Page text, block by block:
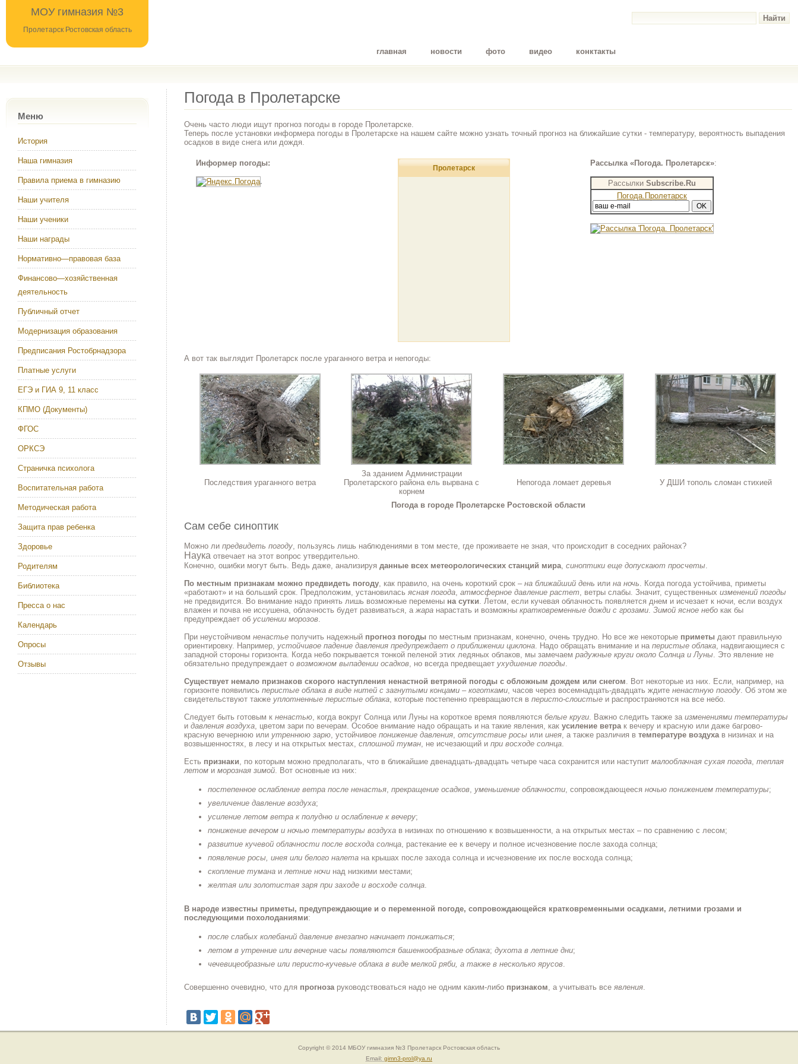
МОУ гимназия №3
Пролетарск Ростовская область
главная новости фото видео конктакты
Меню
История
Наша гимназия
Правила приема в гимназию
Наши учителя
Наши ученики
Наши награды
Нормативно—правовая база
Финансово—хозяйственная
деятельность
Публичный отчет
Модернизация образования
Предписания Ростобрнадзора
Платные услуги
ЕГЭ и ГИА 9, 11 класс
КПМО (Документы)
ФГОС
ОРКСЭ
Страничка психолога
Воспитательная работа
Методическая работа
Защита прав ребенка
Здоровье
Родителям
Библиотека
Пресса о нас
Календарь
Опросы
Отзывы
Погода в Пролетарске
Очень часто люди ищут прогноз погоды в городе Пролетарске.
Теперь после установки информера погоды в Пролетарске на нашем сайте можно узнать точный прогноз на ближайшие сутки - температуру, вероятность выпадения
осадков в виде снега или дождя.
Информер погоды:
Пролетарск
Рассылка «Погода. Пролетарск»:
Рассылки Subscribe.Ru
Погода.Пролетарск
А вот так выглядит Пролетарск после ураганного ветра и непогоды:
Последствия ураганного ветра
За зданием Администрации
Пролетарского района ель вырвана с
корнем
Непогода ломает деревья У ДШИ тополь сломан стихией
Погода в городе Пролетарске Ростовской области
Сам себе синоптик
Можно ли предвидеть погоду , пользуясь лишь наблюдениями в том месте, где проживаете не зная, что происходит в соседних районах?
Наука отвечает на этот вопрос утвердительно.
Конечно, ошибки могут быть. Ведь даже, анализируя данные всех метеорологических станций мира синоптики еще допускают просчеты
По местным признакам можно предвидеть погоду , как правило, на очень короткий срок – на ближайший день или на ночь . Когда погода устойчива, приметы
«работают» и на больший срок. Предположим, установилась ясная погода атмосферное давление растет , ветры слабы. Значит, существенных изменений погоды
не предвидится. Во внимание надо принять лишь возможные перемены на сутки . Летом, если кучевая облачность появляется днем и исчезает к ночи, если воздух
влажен и почва не иссушена, облачность будет развиваться, а жара нарастать и возможны кратковременные дожди с грозами Зимой ясное небо как бы
предупреждает об усилении морозов
При неустойчивом ненастье получить надежный прогноз погоды по местным признакам, конечно, очень трудно. Но все же некоторые приметы дают правильную
ориентировку. Например, устойчивое падение давления предупреждает о приближении циклона . Надо обращать внимание и на перистые облака , надвигающиеся с
западной стороны горизонта. Когда небо покрывается тонкой пеленой этих ледяных облаков, мы замечаем радужные круги около Солнца и Луны . Это явление не
обязательно предупреждает о возможном выпадении осадков , но всегда предвещает ухудшение погоды
Существует немало признаков скорого наступления ненастной ветряной погоды с обложным дождем или снегом . Вот некоторые из них. Если, например, на
горизонте появились перистые облака в виде нитей с загнутыми концами – коготками , часов через восемнадцать-двадцать ждите ненастную погоду . Об этом же
свидетельствуют также уплотненные перистые облака , которые постепенно превращаются в перисто-слоистые и распространяются на все небо.
Следует быть готовым к ненастью , когда вокруг Солнца или Луны на короткое время появляются белые круги . Важно следить также за изменениями температуры
и давления воздуха , цветом зари по вечерам. Особое внимание надо обращать и на такие явления, как усиление ветра к вечеру и красную или даже багрово-
красную вечернюю или утреннюю зарю , устойчивое понижение давления отсутствие росы или инея , а также различия в температуре воздуха в низинах и на
возвышенностях, в лесу и на открытых местах, сплошной туман , не исчезающий и при восходе солнца
Есть признаки , по которым можно предполагать, что в ближайшие двенадцать-двадцать четыре часа сохранится или наступит малооблачная сухая погода теплая
летом и морозная зимой . Вот основные из них:
постепенное ослабление ветра после ненастья прекращение осадков уменьшение облачности , сопровождающееся ночью понижением температуры;
увеличение давление воздуха;
усиление летом ветра к полудню и ослабление к вечеру;
понижение вечером и ночью температуры воздуха в низинах по отношению к возвышенности, а на открытых местах – по сравнению с лесом;
развитие кучевой облачности после восхода солнца , растекание ее к вечеру и полное исчезновение после захода солнца;
появление росы, инея или белого налета на крышах после захода солнца и исчезновение их после восхода солнца;
скопление тумана и летние ночи над низкими местами;
желтая или золотистая заря при заходе и восходе солнца
В народе известны приметы, предупреждающие и о переменной погоде, сопровождающейся кратковременными осадками, летними грозами и
последующими похолоданиями:
после слабых колебаний давление внезапно начинает понижаться;
летом в утренние или вечерние часы появляются башенкообразные облака; духота в летние дни;
чечевицеобразные или перисто-кучевые облака в виде мелкой ряби, а также в несколько ярусов
Совершенно очевидно, что для прогнозаруководствоваться надо не одним каким-либо признаком, а учитывать все явления.
Copyright © 2014 МБОУ гимназия №3 Пролетарск Ростовская область
Email: gimn3-prol@ya.ru